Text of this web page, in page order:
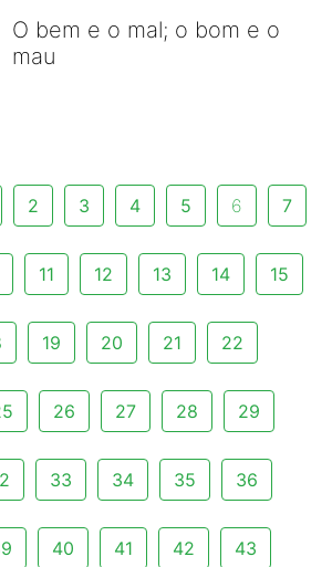
O bem e o mal; o bom e o
mau
2 3 4 5 6 7
11 12 13 14 15
19 20 21 22
26 27 28 29
33 34 35 36
40 41 42 43